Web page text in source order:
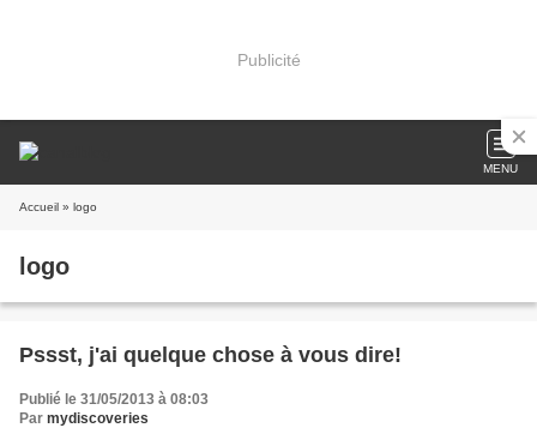
Publicité
MENU
Accueil » logo
logo
Pssst, j'ai quelque chose à vous dire!
Publié le 31/05/2013 à 08:03
Par mydiscoveries